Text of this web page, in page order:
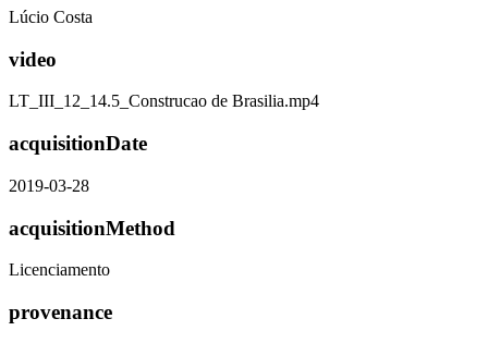
Lúcio Costa
video
LT_III_12_14.5_Construcao de Brasilia.mp4
acquisitionDate
2019-03-28
acquisitionMethod
Licenciamento
provenance